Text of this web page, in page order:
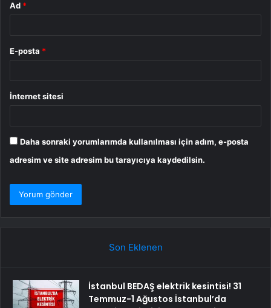
Ad *
E-posta *
İnternet sitesi
Daha sonraki yorumlarımda kullanılması için adım, e-posta
adresim ve site adresim bu tarayıcıya kaydedilsin.
Son Eklenen
İstanbul BEDAŞ elektrik kesintisi! 31
Temmuz-1 Ağustos İstanbul’da